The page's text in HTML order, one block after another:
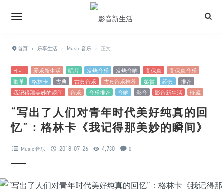
首页 › 乐享生活 › Music 音乐 › 正文
Hi-Fi 爱乐新生活 唱片 发烧音乐 发烧音响 高保真
高保真音乐
歌单
格林卡 古典 古典音乐 古典音乐推荐 鉴赏 经典
推荐
我记得那美妙的瞬间
音乐 音乐推荐 音响 影音 影音新生活 珍藏
“写出了人们对青年时代美好纯真的回
忆”：格林卡《我记得那美妙的瞬间》
Music 音乐 2018-07-26 4,730 0